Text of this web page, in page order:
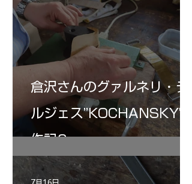
倉沢さんのグァルネリ・デ
ルジェス”KOCHANSKY"制
作記6
7月16日